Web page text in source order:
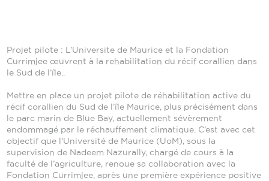
Projet pilote : L’Universite de Maurice et la Fondation
Currimjee œuvrent à la rehabilitation du récif corallien dans
le Sud de l’île..
Mettre en place un projet pilote de réhabilitation active du
récif corallien du Sud de l’île Maurice, plus précisément dans
le parc marin de Blue Bay, actuellement sévèrement
endommagé par le réchauffement climatique. C’est avec cet
objectif que l’Université de Maurice (UoM), sous la
supervision de Nadeem Nazurally, chargé de cours à la
faculté de l’agriculture, renoue sa collaboration avec la
Fondation Currimjee, après une première expérience positive